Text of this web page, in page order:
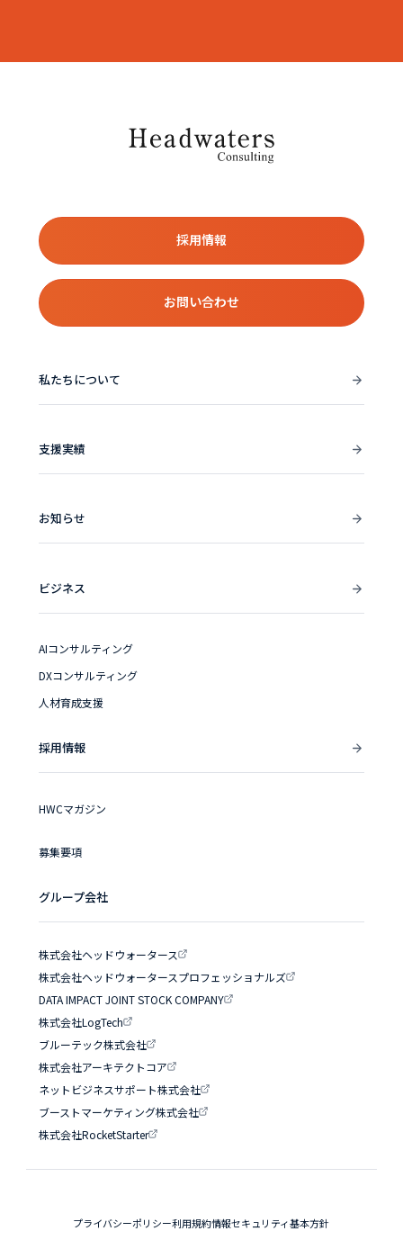
私たちについて
支援実績
お知らせ
ビジネス
AIコンサルティング
DXコンサルティング
人材育成支援
採用情報
HWCマガジン
募集要項
グループ会社
株式会社ヘッドウォータース
株式会社ヘッドウォータースプロフェッショナルズ
DATA IMPACT JOINT STOCK COMPANY
株式会社LogTech
ブルーテック株式会社
株式会社アーキテクトコア
ネットビジネスサポート株式会社
ブーストマーケティング株式会社
株式会社RocketStarter
採用情報
お問い合わせ
プライバシーポリシー利用規約情報セキュリティ基本方針